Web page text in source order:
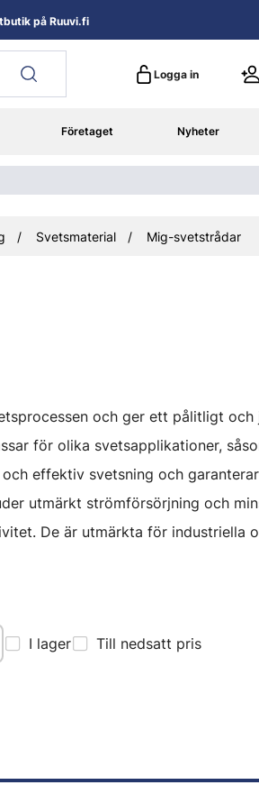
Logga in
Företaget Nyheter
på Ruuvi.fi
Svetsmaterial Mig-svetstrådar
och ger ett pålitligt och
för olika svetsapplikationer,
effektiv svetsning och
utmärkt strömförsörjning och
De är utmärkta för industriella
I lager Till nedsatt pris